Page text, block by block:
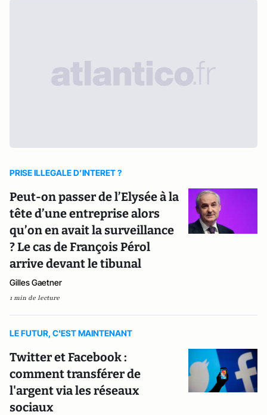
PRISE ILLEGALE D’INTERET ?
Peut-on passer de l’Elysée à la
tête d’une entreprise alors
qu’on en avait la surveillance
? Le cas de François Pérol
arrive devant le tibunal
Gilles Gaetner
1 min de lecture
LE FUTUR, C'EST MAINTENANT
Twitter et Facebook :
comment transférer de
l'argent via les réseaux
sociaux